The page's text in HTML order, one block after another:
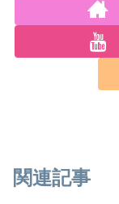
関連記事